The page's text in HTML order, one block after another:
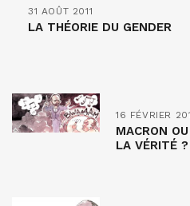
31 AOÛT 2011
LA THÉORIE DU GENDER
16 FÉVRIER
MACRON
LA VÉRITÉ ?